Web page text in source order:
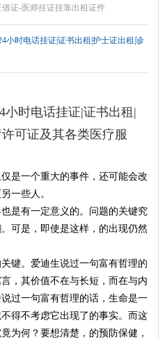
证-医师挂证挂靠出租证件
小时电话挂证|证书出租|护士证出租|诊
小时电话挂证|证书出租|
可证及其各类医疗服
是一个重大的事件，还可能会改
一些人。
是有一定意义的。问题的关键究
可是，即使是这样，的出现仍然
键。爱迪生说过一句富有哲理的
，其价值不在与长短，而在与内
过一句富有哲理的话，生命是一
得不考虑它出现了的事实。而这
为何？要想清楚，的预防保健，